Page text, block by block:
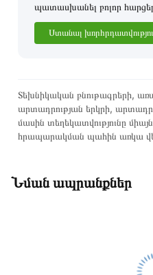
պատասխանել բոլոր
Ստանալ
Տեխնիկական բնութագրերի,
արտադրության երկրի,
մասին տեղեկատվությունը
հրապարակման պահին առկա
Նման ապրանքներ